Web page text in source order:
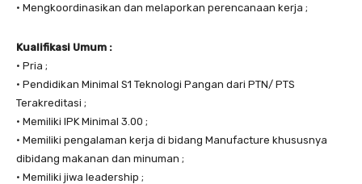
• Mengkoordinasikan dan melaporkan perencanaan kerja ;
Kualifikasi Umum :
• Pria ;
• Pendidikan Minimal S1 Teknologi Pangan dari PTN/ PTS
Terakreditasi ;
• Memiliki IPK Minimal 3.00 ;
• Memiliki pengalaman kerja di bidang Manufacture khususnya
dibidang makanan dan minuman ;
• Memiliki jiwa leadership ;